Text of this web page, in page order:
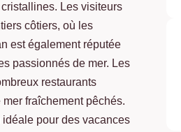
Les visiteurs
côtiers, où les
est également réputée
passionnés de mer. Les
restaurants
fraîchement pêchés.
pour des vacances